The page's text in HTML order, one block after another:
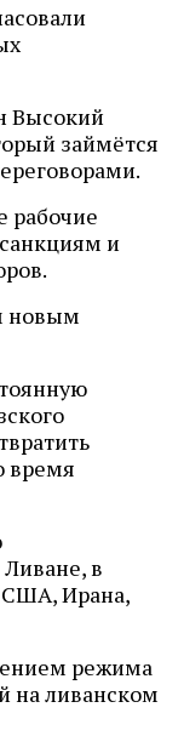
Высокий
займётся
рабочие
и
новым
время
в
США, Ирана,
режима
на ливанском